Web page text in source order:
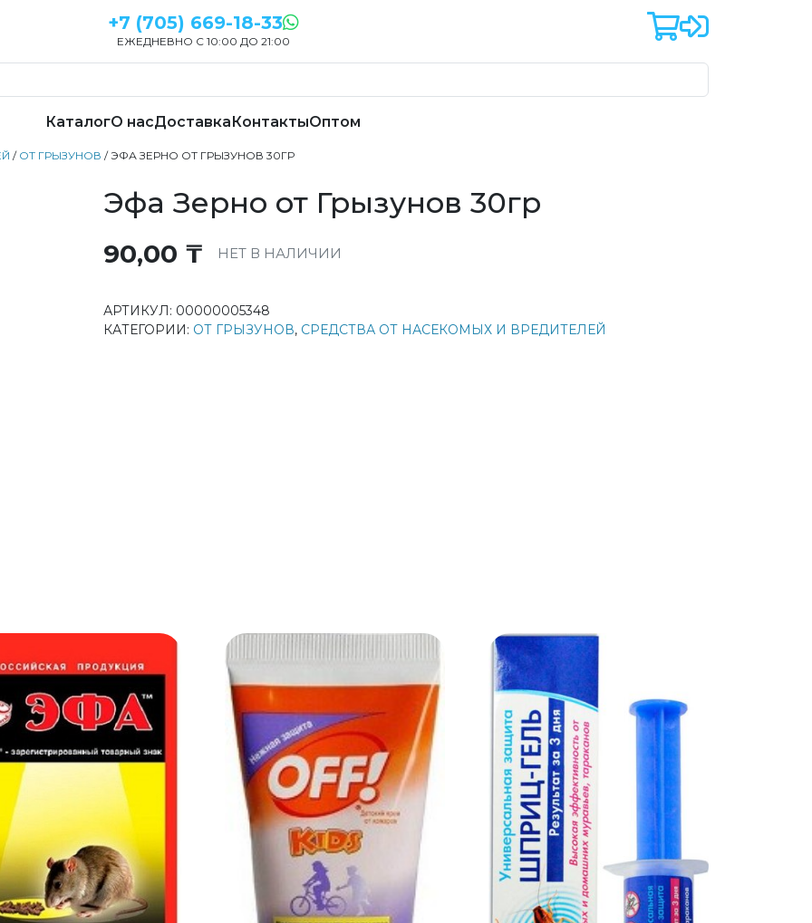
+7 (705) 669-18-33
ЕЖЕДНЕВНО С 10:00 ДО 21:00
КаталогО насДоставкаКонтактыОптом
/ ОТ ГРЫЗУНОВ / ЭФА ЗЕРНО ОТ ГРЫЗУНОВ 30ГР
Эфа Зерно от Грызунов 30гр
90,00 ₸ НЕТ В НАЛИЧИИ
АРТИКУЛ: 00000005348
КАТЕГОРИИ: ОТ ГРЫЗУНОВ, СРЕДСТВА ОТ НАСЕКОМЫХ И ВРЕДИТЕЛЕЙ